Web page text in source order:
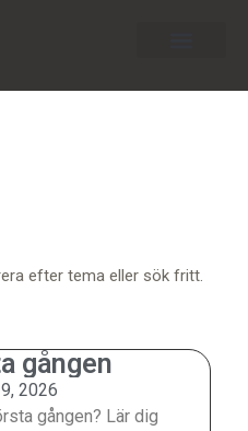
efter tema eller sök fritt.
gången
2026
gången? Lär dig